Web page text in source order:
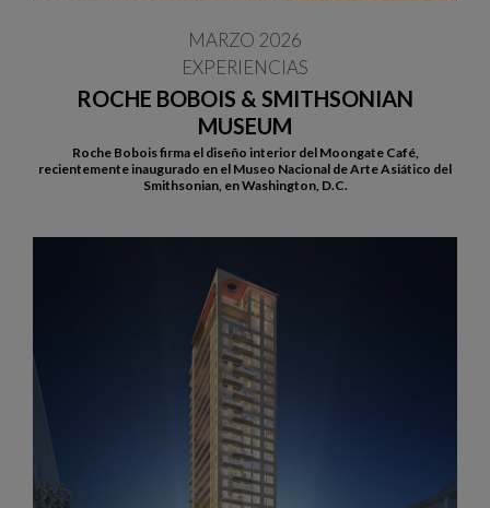
ROCHE BOBOIS & SMITHSONIAN
MUSEUM
MARZO 2026
EXPERIENCIAS
Roche Bobois firma el diseño interior del Moongate Café,
recientemente inaugurado en el Museo Nacional de Arte Asiático del
Smithsonian, en Washington, D.C.